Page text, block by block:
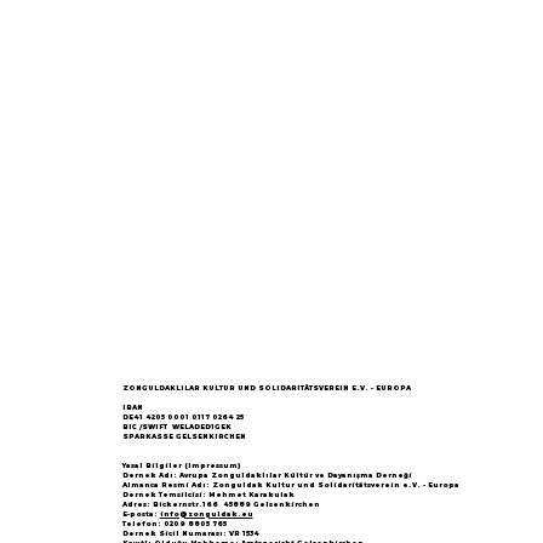
ZONGULDAKLILAR KULTUR UND SOLIDARITÄTSVEREIN E.V. - EUROPA
IBAN
DE41 4205 0001 0117 0264 25
BIC /SWIFT WELADED1GEK
SPARKASSE GELSENKIRCHEN
Yasal Bilgiler (Impressum)
Dernek Adı: Avrupa Zonguldaklılar Kültür ve Dayanışma Derneği
Almanca Resmi Adı: Zonguldak Kultur und Solidaritätsverein e.V. - Europa
Dernek Temsilcisi: Mehmet Karakulak
Adres: Bickernstr.166 45889 Gelsenkirchen
E-posta: info@zonguldak.eu
Telefon: 0209 8805 765
Dernek Sicil Numarası: VR 1534